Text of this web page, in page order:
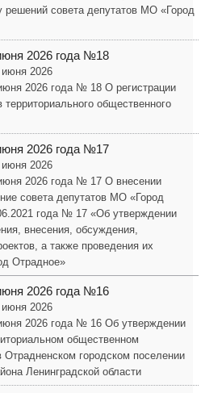
решений совета депутатов МО «Город
2026 года №18
2026
2026 года № 18 О регистрации
территориального общественного
2026 года №17
2026
2026 года № 17 О внесении
совета депутатов МО «Город
года № 17 «Об утверждении
внесения, обсуждения,
а также проведения их
Отрадное»
2026 года №16
2026
2026 года № 16 Об утверждении
общественном
Отрадненском городском поселении
Ленинградской области